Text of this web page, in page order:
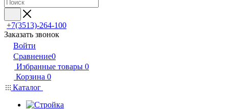
+7(3513)-264-100
Заказать звонок
Войти
Сравнение0
Избранные товары 0
Корзина 0
Каталог